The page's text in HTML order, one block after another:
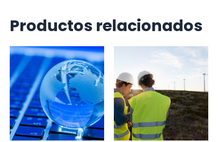
Productos relacionados